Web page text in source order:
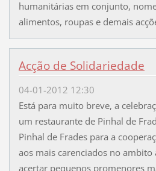
humanitárias em conjunto,
alimentos, roupas e demais
Acção de Solidariedade
04-01-2012 12:30
Está para muito breve, a
um restaurante de Pinhal de
Pinhal de Frades para a
aos mais carenciados no ambito
acertar pequenos promenores